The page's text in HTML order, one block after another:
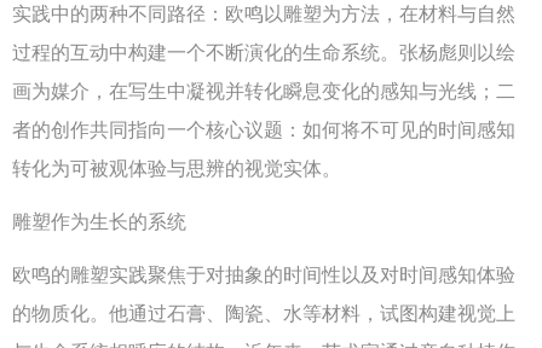
实践中的两种不同路径：欧鸣以雕塑为方法，在材料与自然
过程的互动中构建一个不断演化的生命系统。张杨彪则以绘
画为媒介，在写生中凝视并转化瞬息变化的感知与光线；二
者的创作共同指向一个核心议题：如何将不可见的时间感知
转化为可被观体验与思辨的视觉实体。
雕塑作为生长的系统
欧鸣的雕塑实践聚焦于对抽象的时间性以及对时间感知体验
的物质化。他通过石膏、陶瓷、水等材料，试图构建视觉上